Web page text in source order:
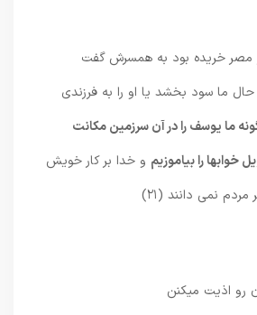
مصر خريده بود به همسرش گفت
ما سود بخشد يا او را به فرزندى
ما يوسف را در آن سرزمين مكانت
خوابها را بياموزيم و خدا بر كار خويش
نمى‏ دانند (۲۱)
رو اذیت میکنن